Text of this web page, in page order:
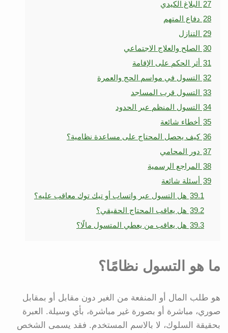
27 البلاغ الكيدي
28 دفاع المتهم
29 التنازل
30 الصلح والعلاج الاجتماعي
31 أثر الحكم على الإقامة
32 التسول في مواسم الحج والعمرة
33 التسول قرب المساجد
34 التسول المنظم عبر الحدود
35 أخطاء شائعة
36 كيف يحصل المحتاج على مساعدة نظامية؟
37 دور المحامي
38 المراجع الرسمية
39 أسئلة شائعة
39.1 هل التسول عبر واتساب أو تيك توك معاقب عليه؟
39.2 هل يعاقب المحتاج الحقيقي؟
39.3 هل يعاقب من يعطي المتسول مالًا؟
ما هو التسول نظامًا؟
هو طلب المال أو المنفعة من الغير دون مقابل أو بمقابل
صوري، مباشرة أو بصورة غير مباشرة، بأي وسيلة. العبرة
بحقيقة السلوك، لا بالاسم المستخدم. فقد يسمى الشخص